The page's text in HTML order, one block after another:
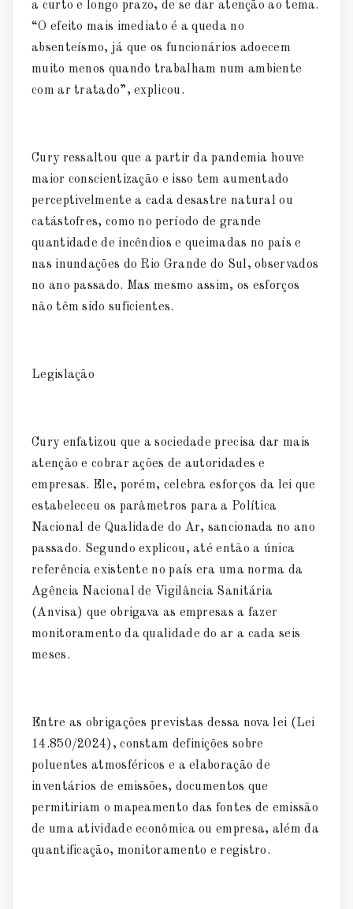
a curto e longo prazo, de se dar atenção ao tema.
“O efeito mais imediato é a queda no
absenteísmo, já que os funcionários adoecem
muito menos quando trabalham num ambiente
com ar tratado”, explicou.
Cury ressaltou que a partir da pandemia houve
maior conscientização e isso tem aumentado
perceptivelmente a cada desastre natural ou
catástofres, como no período de grande
quantidade de incêndios e queimadas no país e
nas inundações do Rio Grande do Sul, observados
no ano passado. Mas mesmo assim, os esforços
não têm sido suficientes.
Legislação
Cury enfatizou que a sociedade precisa dar mais
atenção e cobrar ações de autoridades e
empresas. Ele, porém, celebra esforços da lei que
estabeleceu os parâmetros para a Política
Nacional de Qualidade do Ar, sancionada no ano
passado. Segundo explicou, até então a única
referência existente no país era uma norma da
Agência Nacional de Vigilância Sanitária
(Anvisa) que obrigava as empresas a fazer
monitoramento da qualidade do ar a cada seis
meses.
Entre as obrigações previstas dessa nova lei (Lei
14.850/2024), constam definições sobre
poluentes atmosféricos e a elaboração de
inventários de emissões, documentos que
permitiriam o mapeamento das fontes de emissão
de uma atividade econômica ou empresa, além da
quantificação, monitoramento e registro.